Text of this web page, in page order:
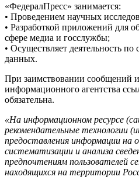
«ФедералПресс» занимается:
• Проведением научных
• Разработкой приложений для
сфере медиа и госслужбы;
• Осуществляет деятельность
данных.
При заимствовании сообщений
информационного агентства
обязательна.
«На информационном ресурсе
рекомендательные технологии
предоставления информации на
систематизации и анализа
предпочтениям пользователей
находящихся на территории